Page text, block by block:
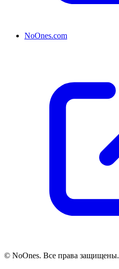
NoOnes.com
© NoOnes. Все права защищены.